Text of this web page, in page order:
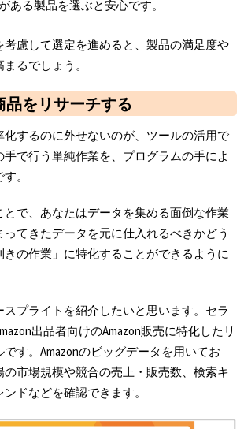
ある製品を選ぶと安心です。
考慮して選定を進めると、製品の満足度や
るでしょう。
をリサーチする
するのに外せないのが、ツールの活用で
で行う単純作業を、プログラムの手によ
。
とで、あなたはデータを集める面倒な作業
てきたデータを元に仕入れるべきかどう
の作業」に特化することができるように
プライトを紹介したいと思います。セラ
出品者向けのAmazon販売に特化したリ
す。Amazonのビッグデータを用いてお
の市場規模や競合の売上・販売数、検索キ
ドなどを確認できます。